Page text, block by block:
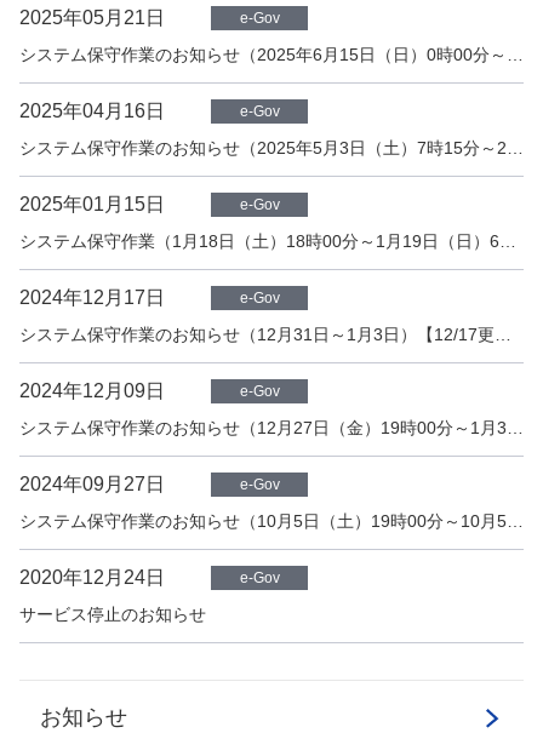
2025年05月21日 e-Gov
システム保守作業のお知らせ（2025年6月15日（日）0時00分～5時30分）
2025年04月16日 e-Gov
システム保守作業のお知らせ（2025年5月3日（土）7時15分～2025年5月4日（日）10時15分）
2025年01月15日 e-Gov
システム保守作業（1月18日（土）18時00分～1月19日（日）6時00分頃）中止のお知らせ【1/15更新】
2024年12月17日 e-Gov
システム保守作業のお知らせ（12月31日～1月3日）【12/17更新】
2024年12月09日 e-Gov
システム保守作業のお知らせ（12月27日（金）19時00分～1月3日（金）15時15分）
2024年09月27日 e-Gov
システム保守作業のお知らせ（10月5日（土）19時00分～10月5日（土）24時00分）【10/4更新】
2020年12月24日 e-Gov
サービス停止のお知らせ
お知らせ